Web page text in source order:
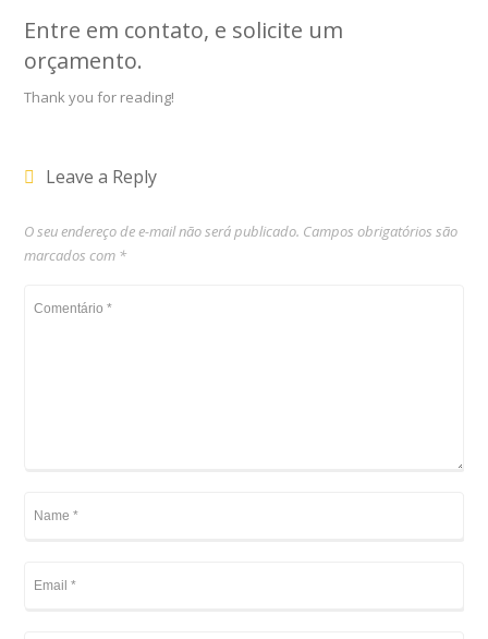
Entre em contato, e solicite um
orçamento.
Thank you for reading!
Leave a Reply
O seu endereço de e-mail não será publicado. Campos obrigatórios são
marcados com *